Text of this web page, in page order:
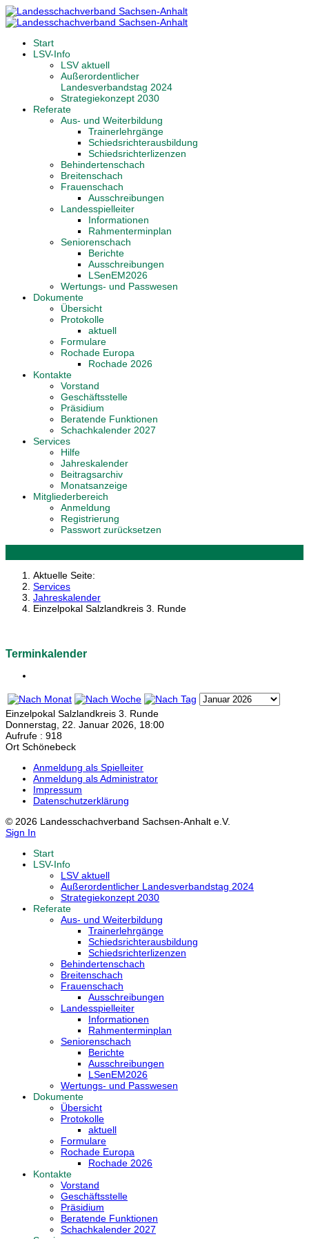
Start
LSV-Info
LSV aktuell
Außerordentlicher
Landesverbandstag 2024
Strategiekonzept 2030
Referate
Aus- und Weiterbildung
Trainerlehrgänge
Schiedsrichterausbildung
Schiedsrichterlizenzen
Behindertenschach
Breitenschach
Frauenschach
Ausschreibungen
Landesspielleiter
Informationen
Rahmenterminplan
Seniorenschach
Berichte
Ausschreibungen
LSenEM2026
Wertungs- und Passwesen
Dokumente
Übersicht
Protokolle
aktuell
Formulare
Rochade Europa
Rochade 2026
Kontakte
Vorstand
Geschäftsstelle
Präsidium
Beratende Funktionen
Schachkalender 2027
Services
Hilfe
Jahreskalender
Beitragsarchiv
Monatsanzeige
Mitgliederbereich
Anmeldung
Registrierung
Passwort zurücksetzen
Aktuelle Seite:
Services
Jahreskalender
Einzelpokal Salzlandkreis 3. Runde
Terminkalender
Einzelpokal Salzlandkreis 3. Runde
Donnerstag, 22. Januar 2026, 18:00
Aufrufe : 918
Ort Schönebeck
Anmeldung als Spielleiter
Anmeldung als Administrator
Impressum
Datenschutzerklärung
© 2026 Landesschachverband Sachsen-Anhalt e.V.
Sign In
Start
LSV-Info
LSV aktuell
Außerordentlicher Landesverbandstag 2024
Strategiekonzept 2030
Referate
Aus- und Weiterbildung
Trainerlehrgänge
Schiedsrichterausbildung
Schiedsrichterlizenzen
Behindertenschach
Breitenschach
Frauenschach
Ausschreibungen
Landesspielleiter
Informationen
Rahmenterminplan
Seniorenschach
Berichte
Ausschreibungen
LSenEM2026
Wertungs- und Passwesen
Dokumente
Übersicht
Protokolle
aktuell
Formulare
Rochade Europa
Rochade 2026
Kontakte
Vorstand
Geschäftsstelle
Präsidium
Beratende Funktionen
Schachkalender 2027